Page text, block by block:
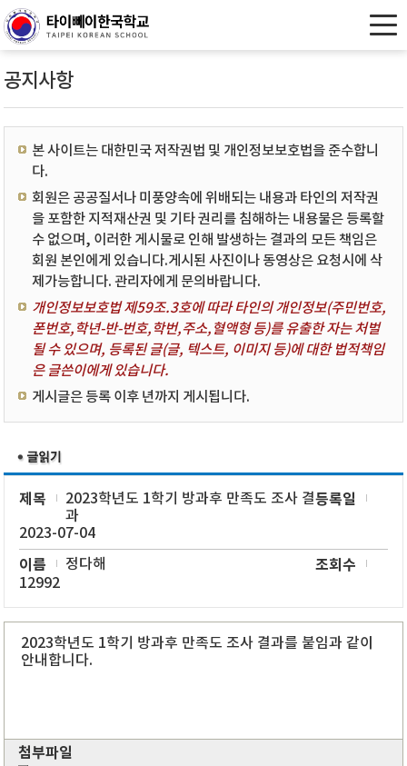
공지사항
본 사이트는 대한민국 저작권법 및 개인정보보호법을 준수합니
다.
회원은 공공질서나 미풍양속에 위배되는 내용과 타인의 저작권
을 포함한 지적재산권 및 기타 권리를 침해하는 내용물은 등록할
수 없으며, 이러한 게시물로 인해 발생하는 결과의 모든 책임은
회원 본인에게 있습니다.게시된 사진이나 동영상은 요청시에 삭
제가능합니다. 관리자에게 문의바랍니다.
개인정보보호법 제59조.3호에 따라 타인의 개인정보(주민번호,
폰번호,학년-반-번호,학번,주소,혈액형 등)를 유출한 자는 처벌
될 수 있으며, 등록된 글(글, 텍스트, 이미지 등)에 대한 법적책임
은 글쓴이에게 있습니다.
게시글은 등록 이후 년까지 게시됩니다.
제목
2023학년도 1학기 방과후 만족도 조사 결
과
등록일
2023-07-04
이름 정다해 조회수
12992
2023학년도 1학기 방과후 만족도 조사 결과를 붙임과 같이
안내합니다.
첨부파일